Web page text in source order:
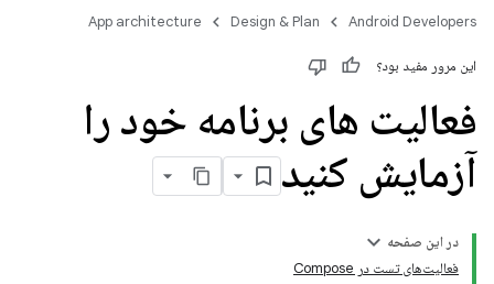
Android Developers
Design & Plan
App architecture
این مرور مفید بود؟
فعالیت های برنامه خود را
آزمایش کنید
در این صفحه
فعالیت‌های تست در Compose